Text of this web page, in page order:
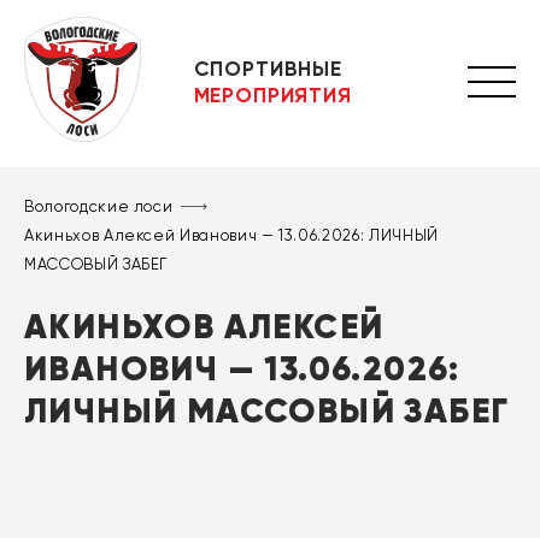
СПОРТИВНЫЕ
МЕРОПРИЯТИЯ
Вологодские лоси
Акиньхов Алексей Иванович — 13.06.2026: ЛИЧНЫЙ
МАССОВЫЙ ЗАБЕГ
АКИНЬХОВ АЛЕКСЕЙ
ИВАНОВИЧ — 13.06.2026:
ЛИЧНЫЙ МАССОВЫЙ ЗАБЕГ